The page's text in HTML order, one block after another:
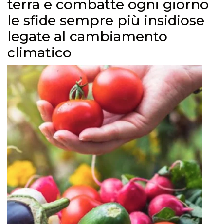
terra e combatte ogni giorno
le sfide sempre più insidiose
legate al cambiamento
climatico